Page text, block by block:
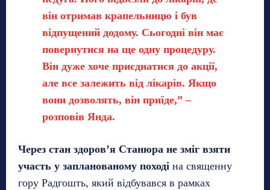
він отримав крапельницю і був
відпущений додому. Сьогодні він має
повернутися на ще одну процедуру.
Він дуже хоче приєднатися до акції,
але все залежить від лікарів. Якщо
вони дозволять, він приїде,” –
розповів Янда.
Через стан здоров’я Станюра не зміг взяти
участь у запланованому поході на священну
гору Радгошть, який відбувався в рамках